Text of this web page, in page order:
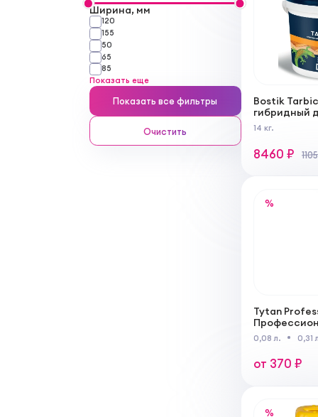
Ширина, мм
120
155
50
65
85
Показать еще
Показать все фильтры
Очистить
Bostik
гибридный
паркета и
14 кг.
8460 ₽
%
Tytan
0,08 л. 0,31
от 370 ₽
%